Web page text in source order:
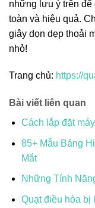
những lưu ý trên để
toàn và hiệu quả.
giây dọn dẹp thoải
nhỏ!
Trang chủ: https://
Bài viết liên quan
Cách lắp đặt
85+ Mẫu Bảng
Mắt
Những Tính
Quạt điều hòa bị